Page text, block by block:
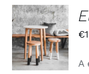
IN DEN
WARENKORB
/
DETAILS
€
A